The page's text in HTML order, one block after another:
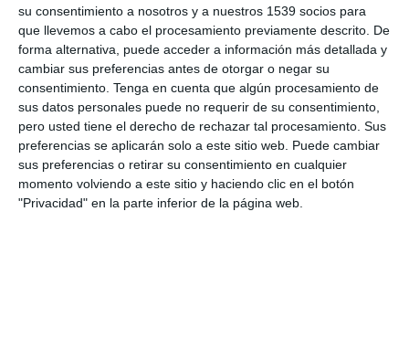
su consentimiento a nosotros y a nuestros 1539 socios para
que llevemos a cabo el procesamiento previamente descrito. De
forma alternativa, puede acceder a información más detallada y
cambiar sus preferencias antes de otorgar o negar su
consentimiento. Tenga en cuenta que algún procesamiento de
sus datos personales puede no requerir de su consentimiento,
pero usted tiene el derecho de rechazar tal procesamiento. Sus
preferencias se aplicarán solo a este sitio web. Puede cambiar
sus preferencias o retirar su consentimiento en cualquier
momento volviendo a este sitio y haciendo clic en el botón
"Privacidad" en la parte inferior de la página web.